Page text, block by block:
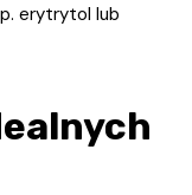
erytrytol lub